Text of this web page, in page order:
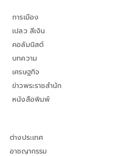
การเมือง
เปลว สีเงิน
คอลัมนิสต์
บทความ
เศรษฐกิจ
ข่าวพระราชสำนัก
หนังสือพิมพ์
ต่างประเทศ
อาชญากรรม